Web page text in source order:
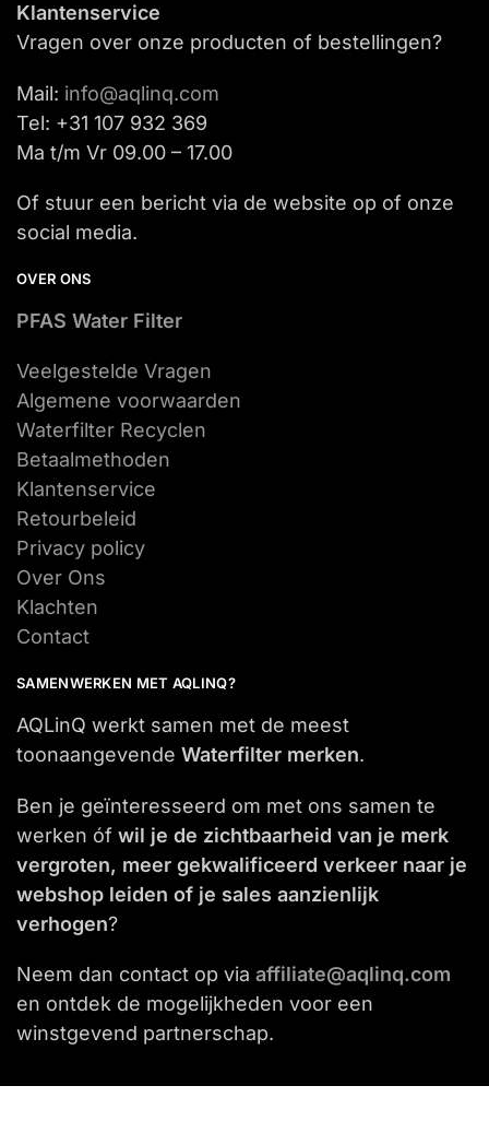
Klantenservice
Vragen over onze producten of bestellingen?
Mail: info@aqlinq.com
Tel: +31 107 932 369
Ma t/m Vr 09.00 – 17.00
Of stuur een bericht via de website op of onze
social media.
OVER ONS
PFAS Water Filter
Veelgestelde Vragen
Algemene voorwaarden
Waterfilter Recyclen
Betaalmethoden
Klantenservice
Retourbeleid
Privacy policy
Over Ons
Klachten
Contact
SAMENWERKEN MET AQLINQ?
AQLinQ werkt samen met de meest
toonaangevende Waterfilter merken.
Ben je geïnteresseerd om met ons samen te
werken óf wil je de zichtbaarheid van je merk
vergroten, meer gekwalificeerd verkeer naar je
webshop leiden of je sales aanzienlijk
verhogen?
Neem dan contact op via affiliate@aqlinq.com
en ontdek de mogelijkheden voor een
winstgevend partnerschap.